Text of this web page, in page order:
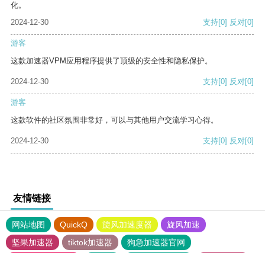
化。
2024-12-30
支持[0] 反对[0]
游客
这款加速器VPM应用程序提供了顶级的安全性和隐私保护。
2024-12-30 支持[0] 反对[0]
游客
这款软件的社区氛围非常好，可以与其他用户交流学习心得。
2024-12-30 支持[0] 反对[0]
友情链接
网站地图 QuickQ 旋风加速度器
旋风加速
坚果加速器
tiktok加速器
狗急加速器官网